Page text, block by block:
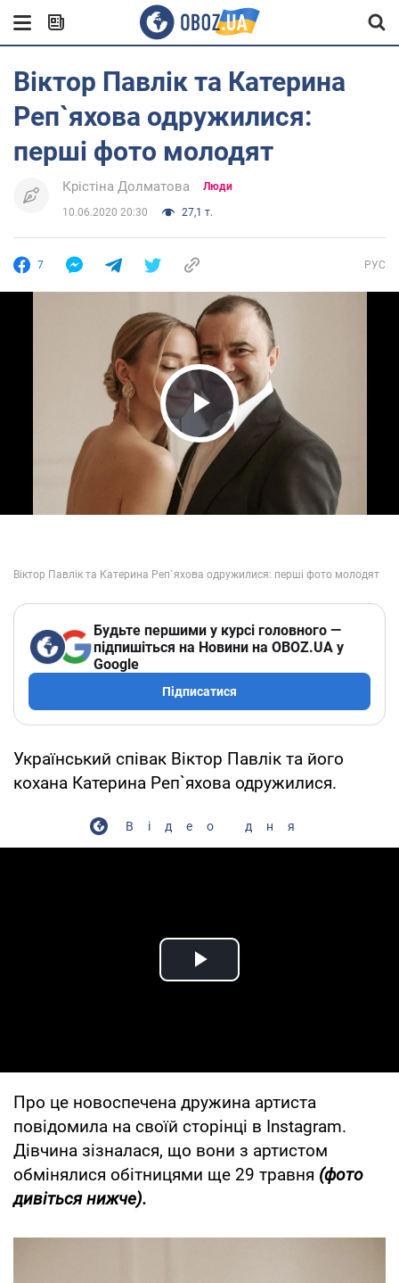
Віктор Павлік та Катерина
Реп`яхова одружилися:
перші фото молодят
Крістіна Долматова Люди
10.06.2020 20:30 27,1 т.
7 РУС
Play Video
Будьте першими у курсі головного —
підпишіться на Новини на OBOZ.UA у
Google
Підписатися
Український співак Віктор Павлік та його
кохана Катерина Реп`яхова одружилися.
Відео дня
Play Video
Про це новоспечена дружина артиста
повідомила на своїй сторінці в Instagram.
Дівчина зізналася, що вони з артистом
обмінялися обітницями ще 29 травня (фото
дивіться нижче).